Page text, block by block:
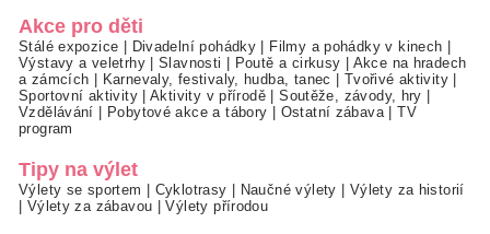
Akce pro děti
Stálé expozice Divadelní pohádky Filmy a pohádky v kinech
Výstavy a veletrhy|Slavnosti Poutě a cirkusy
Akce na hradech
a zámcích
Karnevaly, festivaly, hudba, tanec Tvořivé aktivity
Sportovní aktivity|Aktivity v přírodě |Soutěže, závody, hry
Vzdělávání
Pobytové akce a tábory Ostatní zábava |TV
program
Tipy na výlet
Výlety se sportem Cyklotrasy Naučné výlety
Výlety za historií
Výlety za zábavou |Výlety přírodou